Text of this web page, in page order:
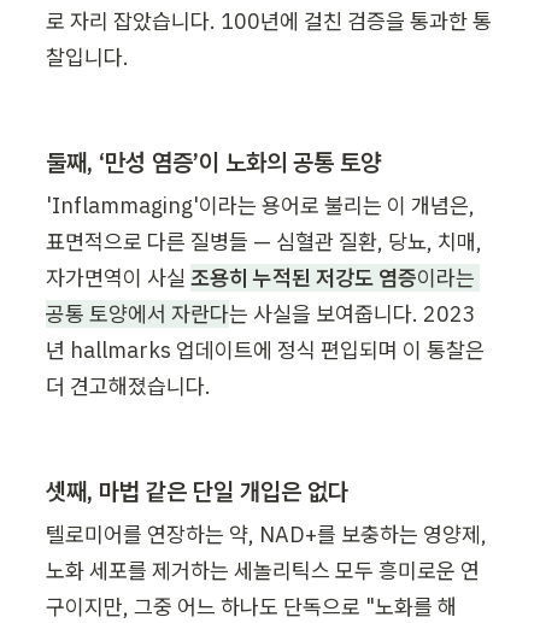
로 자리 잡았습니다. 100년에 걸친 검증을 통과한 통
찰입니다.
둘째, ‘만성 염증’이 노화의 공통 토양
'Inflammaging'이라는 용어로 불리는 이 개념은,
표면적으로 다른 질병들 — 심혈관 질환, 당뇨, 치매,
자가면역이 사실 조용히 누적된 저강도 염증이라는
공통 토양에서 자란다는 사실을 보여줍니다. 2023
년 hallmarks 업데이트에 정식 편입되며 이 통찰은
더 견고해졌습니다.
셋째, 마법 같은 단일 개입은 없다
텔로미어를 연장하는 약, NAD+를 보충하는 영양제,
노화 세포를 제거하는 세놀리틱스 모두 흥미로운 연
구이지만, 그중 어느 하나도 단독으로 "노화를 해